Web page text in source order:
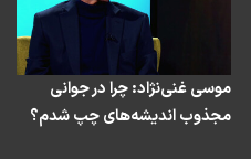
است.
از انقلاب در رشته
و سپس با علاقه‌ای که
و در این رشته ادامه تحصیل
موسی غنی‌نژاد: چرا در جوانی
مجذوب اندیشه‌های چپ شدم؟